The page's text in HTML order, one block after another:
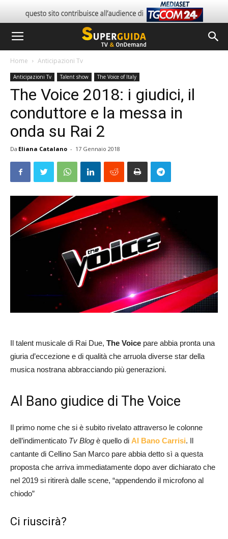
Home Anticipazioni Tv
Anticipazioni Tv Talent show The Voice of Italy
The Voice 2018: i giudici, il
conduttore e la messa in
onda su Rai 2
Da Eliana Catalano - 17 Gennaio 2018
Il talent musicale di Rai Due, The Voice pare abbia pronta una
giuria d’eccezione e di qualità che arruola diverse star della
musica nostrana abbracciando più generazioni.
Al Bano giudice di The Voice
Il primo nome che si è subito rivelato attraverso le colonne
dell’indimenticato Tv Blog è quello di Al Bano Carrisi. Il
cantante di Cellino San Marco pare abbia detto sì a questa
proposta che arriva immediatamente dopo aver dichiarato che
nel 2019 si ritirerà dalle scene, “appendendo il microfono al
chiodo”
Ci riuscirà?